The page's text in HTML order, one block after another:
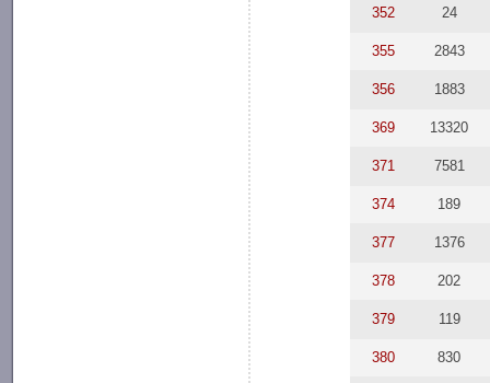
352 24
355 2843
356 1883
369 13320
371 7581
374 189
377 1376
378 202
379 119
380 830